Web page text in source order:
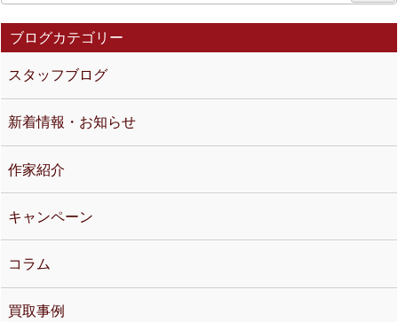
ブログカテゴリー
スタッフブログ
新着情報・お知らせ
作家紹介
キャンペーン
コラム
買取事例